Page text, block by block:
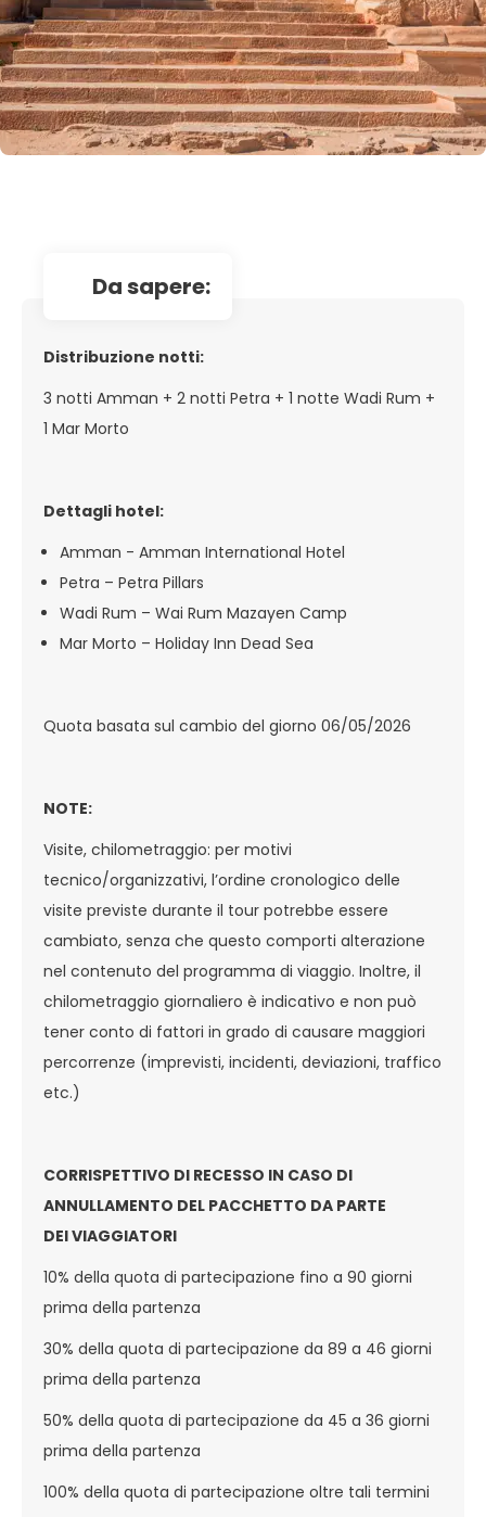
da sapere:
Distribuzione notti:
3 notti Amman + 2 notti Petra + 1 notte Wadi Rum +
1 Mar Morto
Dettagli hotel:
Amman - Amman International Hotel
Petra – Petra Pillars
Wadi Rum – Wai Rum Mazayen Camp
Mar Morto – Holiday Inn Dead Sea
Quota basata sul cambio del giorno 06/05/2026
NOTE:
Visite, chilometraggio: per motivi
tecnico/organizzativi, l’ordine cronologico delle
visite previste durante il tour potrebbe essere
cambiato, senza che questo comporti alterazione
nel contenuto del programma di viaggio. Inoltre, il
chilometraggio giornaliero è indicativo e non può
tener conto di fattori in grado di causare maggiori
percorrenze (imprevisti, incidenti, deviazioni, traffico
etc.)
CORRISPETTIVO DI RECESSO IN CASO DI
ANNULLAMENTO DEL PACCHETTO DA PARTE
DEI VIAGGIATORI
10% della quota di partecipazione fino a 90 giorni
prima della partenza
30% della quota di partecipazione da 89 a 46 giorni
prima della partenza
50% della quota di partecipazione da 45 a 36 giorni
prima della partenza
100% della quota di partecipazione oltre tali termini